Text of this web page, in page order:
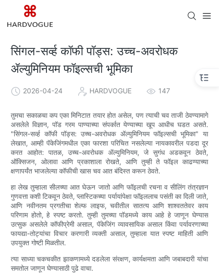
सिंगल-सर्व्ह कॉफी पॉड्स: उच्च-अवरोधक
ॲल्युमिनियम फॉइल्सची भूमिका
2026-04-24 HARDVOGUE 147
तुमचा सकाळचा कप एका मिनिटात तयार होत असेल, पण त्याची चव ताजी ठेवण्यामागे
असलेले विज्ञान, पॉड गरम पाण्याच्या संपर्कात येण्याच्या खूप आधीच घडत असते.
"सिंगल-सर्व्ह कॉफी पॉड्स: उच्च-अवरोधक ॲल्युमिनियम फॉइल्सची भूमिका" या
लेखात, आम्ही पॅकेजिंगमधील एका फारशा परिचित नसलेल्या नायकावरील पडदा दूर
करत आहोत: पातळ, उच्च-अवरोधक ॲल्युमिनियम, जे सुगंध अडकवून ठेवते,
ऑक्सिजन, ओलावा आणि प्रकाशाला रोखते, आणि तुम्ही ते फॉइल काढण्याच्या
क्षणापर्यंत भाजलेल्या कॉफीची खास चव आत बंदिस्त करून ठेवते.
हा लेख तुम्हाला सीलच्या आत घेऊन जातो आणि फॉइलची रचना व सीलिंग तंत्रज्ञान
गुणवत्ता कशी टिकवून ठेवते, प्लास्टिकच्या पर्यायांपेक्षा फॉइललाच पसंती का दिली जाते,
आणि नवीनतम प्रगतीचा शेल्फ लाइफ, चवीतील सातत्य आणि शाश्वततेवर काय
परिणाम होतो, हे स्पष्ट करतो. तुम्ही तुमच्या पॉडमध्ये काय आहे हे जाणून घेण्यास
उत्सुक असलेले कॉफीप्रेमी असाल, पॅकेजिंग व्यावसायिक असाल किंवा पर्यावरणाच्या
फायद्या-तोट्यांचा विचार करणारी व्यक्ती असाल, तुम्हाला यात स्पष्ट माहिती आणि
उपयुक्त गोष्टी मिळतील.
त्या साध्या चकचकीत झाकणामध्ये दडलेला संरक्षण, कार्यक्षमता आणि जबाबदारी यांचा
समतोल जाणून घेण्यासाठी पुढे वाचा.